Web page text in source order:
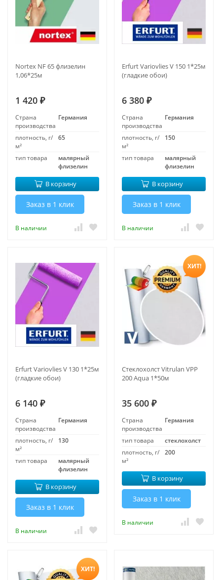
Nortex NF 65 флизелин
1,06*25м
1 420 ₽
Страна
производства
Германия
плотность, г/
м²
65
тип товара
малярный
флизелин
В корзину
Заказ в 1 клик
В наличии
Erfurt Variovlies V 150 1*25м
(гладкие обои)
6 380 ₽
Страна
производства
Германия
плотность, г/
м²
150
тип товара
малярный
флизелин
В корзину
Заказ в 1 клик
В наличии
Erfurt Variovlies V 130 1*25м
(гладкие обои)
6 140 ₽
Страна
производства
Германия
плотность, г/
м²
130
тип товара
малярный
флизелин
В корзину
Заказ в 1 клик
В наличии
ХИТ!
Стеклохолст Vitrulan VPP
200 Aqua 1*50м
35 600 ₽
Страна
производства
Германия
тип товара
стеклохолст
плотность, г/
м²
200
В корзину
Заказ в 1 клик
В наличии
ХИТ!